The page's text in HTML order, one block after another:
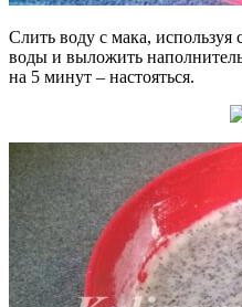
Слить воду с мака, используя
воды и выложить
на 5 минут – настояться.